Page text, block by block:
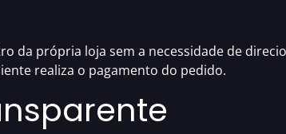
da própria loja sem a necessidade de
realiza o pagamento do pedido.